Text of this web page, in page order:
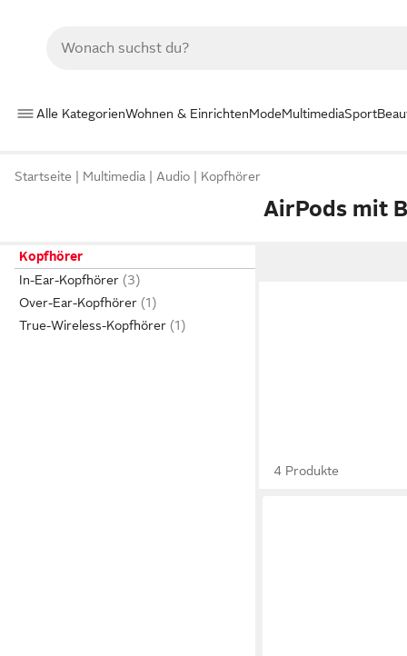
Alle KategorienWohnen & EinrichtenModeMultimediaSport
Startseite Multimedia Audio Kopfhörer
AirPods mit
Kopfhörer
In-Ear-Kopfhörer
Over-Ear-Kopfhörer
True-Wireless-Kopfhörer
4 Produkte